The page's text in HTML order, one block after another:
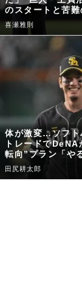
のスタートと苦
喜瀬雅則
体が激変…ソフト
トレードで
転向”プラン「や
田尻耕太郎